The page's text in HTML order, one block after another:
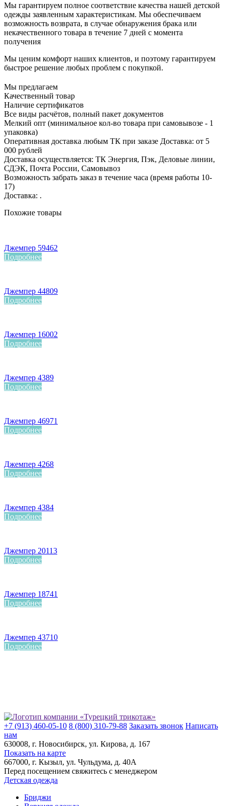
Мы гарантируем полное соответствие качества нашей детской
одежды заявленным характеристикам. Мы обеспечиваем
возможность возврата, в случае обнаружения брака или
некачественного товара в течение 7 дней с момента
получения
Мы ценим комфорт наших клиентов, и поэтому гарантируем
быстрое решение любых проблем с покупкой.
Мы предлагаем
Качественный товар
Наличие сертификатов
Все виды расчётов, полный пакет документов
Мелкий опт (минимальное кол-во товара при самовывозе - 1
упаковка)
Оперативная доставка любым ТК при заказе Доставка: от 5
000 рублей
Доставка осуществляется: ТК Энергия, Пэк, Деловые линии,
СДЭК, Почта России, Самовывоз
Возможность забрать заказ в течение часа (время работы 10-
17)
Доставка: .
Похожие товары
Джемпер 59462
Подробнее
Джемпер 44809
Подробнее
Джемпер 16002
Подробнее
Джемпер 4389
Подробнее
Джемпер 46971
Подробнее
Джемпер 4268
Подробнее
Джемпер 4384
Подробнее
Джемпер 20113
Подробнее
Джемпер 18741
Подробнее
Джемпер 43710
Подробнее
+7 (913) 460-05-10 8 (800) 310-79-88 Заказать звонок Написать
нам
630008, г. Новосибирск, ул. Кирова, д. 167
Показать на карте
667000, г. Кызыл, ул. Чульдума, д. 40А
Перед посещением свяжитесь с менеджером
Детская одежда
Бриджи